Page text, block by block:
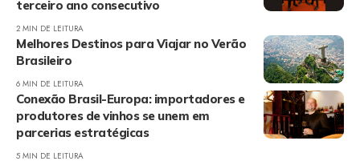
terceiro ano consecutivo
2 MIN DE LEITURA
Melhores Destinos para Viajar no Verão
Brasileiro
6 MIN DE LEITURA
Conexão Brasil-Europa: importadores e
produtores de vinhos se unem em
parcerias estratégicas
5 MIN DE LEITURA